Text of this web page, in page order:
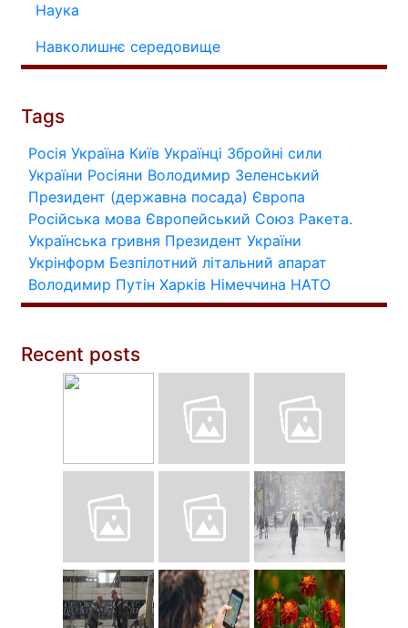
Наука
Навколишнє середовище
Tags
Росія Україна Київ Українці Збройні сили
України Росіяни Володимир Зеленський
Президент (державна посада) Європа
Російська мова Європейський Союз Ракета.
Українська гривня Президент України
Укрінформ Безпілотний літальний апарат
Володимир Путін Харків Німеччина НАТО
Recent posts